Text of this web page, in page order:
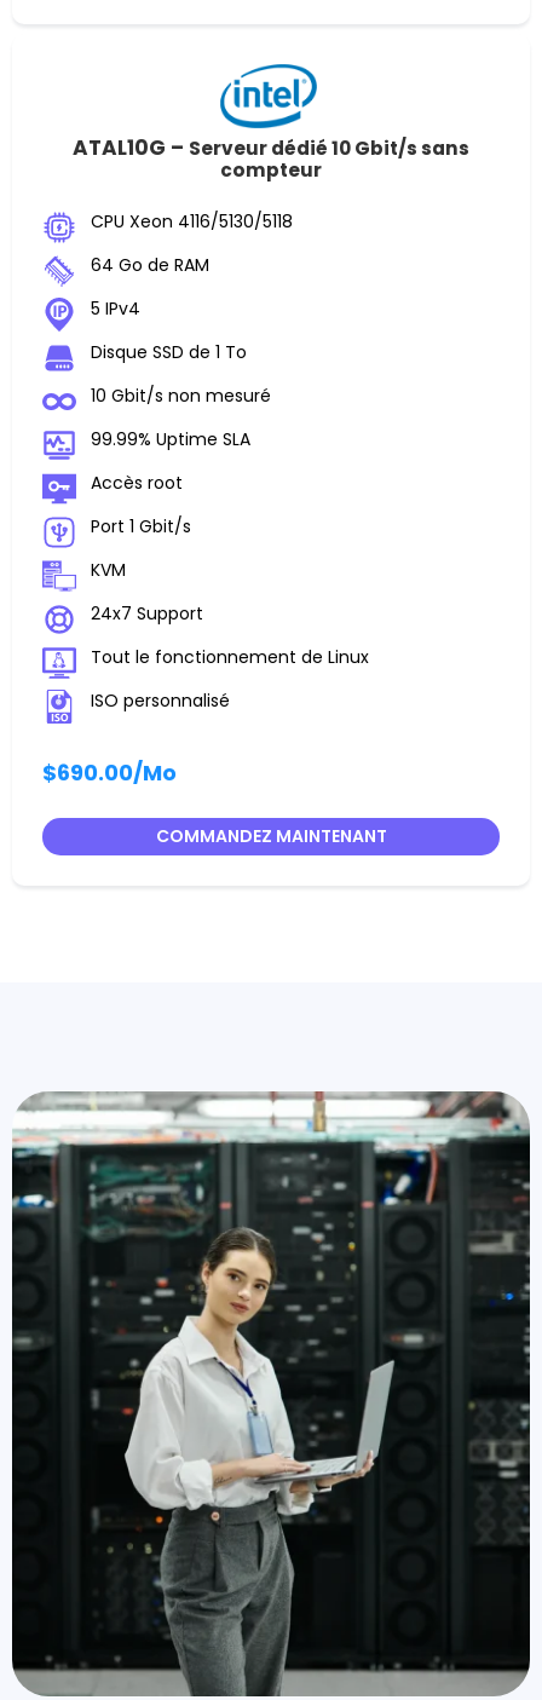
ATAL10G – Serveur dédié 10 Gbit/s sans
compteur
CPU Xeon 4116/5130/5118
64 Go de RAM
5 IPv4
Disque SSD de 1 To
10 Gbit/s non mesuré
99.99% Uptime SLA
Accès root
Port 1 Gbit/s
KVM
24x7 Support
Tout le fonctionnement de Linux
ISO personnalisé
$690.00/Mo
COMMANDEZ MAINTENANT